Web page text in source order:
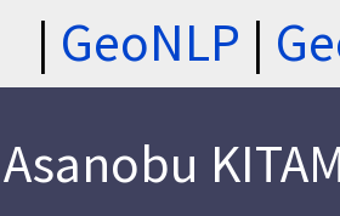
| GeoNLP |
Asanobu